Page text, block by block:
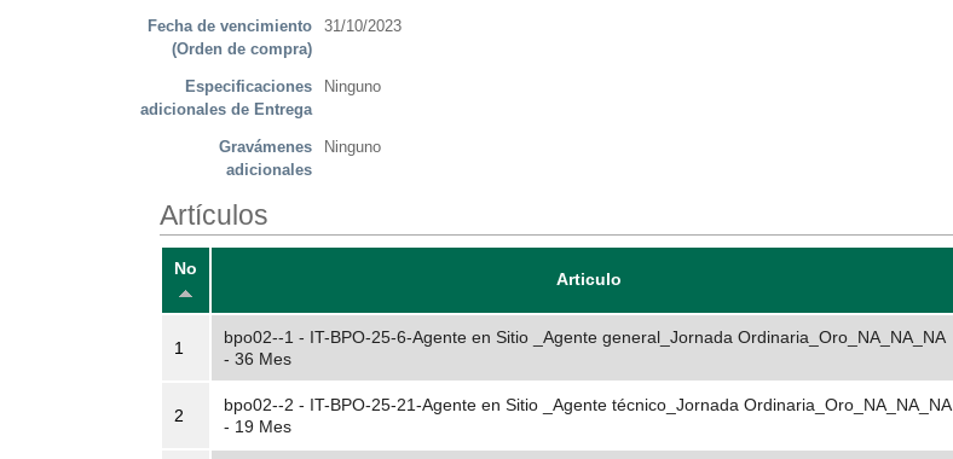
Fecha de vencimiento
(Orden de compra)
31/10/2023
Especificaciones
adicionales de Entrega
Ninguno
Gravámenes
adicionales
Ninguno
Artículos
No
Articulo
1
bpo02--1 - IT-BPO-25-6-Agente en Sitio _Agente general_Jornada Ordinaria_Oro_NA_NA_NA
- 36 Mes
2
bpo02--2 - IT-BPO-25-21-Agente en Sitio _Agente técnico_Jornada Ordinaria_Oro_NA_NA_NA
- 19 Mes